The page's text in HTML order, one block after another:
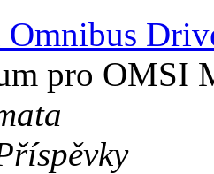
Omnibus
pro OMSI